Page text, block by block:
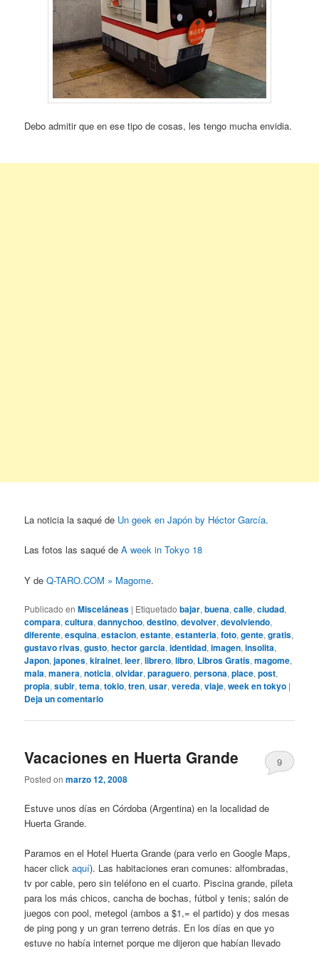
Debo admitir que en ese tipo de cosas, les tengo mucha envidia.
La noticia la saqué de Un geek en Japón by Héctor García.
Las fotos las saqué deA week in Tokyo 18
Y deQ-TARO.COM » Magome.
Publicado en Misceláneas | Etiquetado bajar,buena,calle,ciudad,
compara,cultura,dannychoo,destino,devolver,devolviendo,
diferente,esquina,estacion,estante,estanteria,foto,gente,gratis,
gustavo rivas,gusto,hector garcia,identidad,imagen,insolita,
Japon,japones,kirainet,leer,librero,libro, Libros Gratis,magome,
mala,manera,noticia,olvidar,paraguero,persona,place,post,
propia,subir,tema,tokio,tren,usar,vereda,viaje,week en tokyo |
Deja un comentario
Vacaciones en Huerta Grande
Posted onmarzo 12, 2008
9
Estuve unos días en Córdoba (Argentina) en la localidad de
Huerta Grande.
Paramos en el Hotel Huerta Grande (para verlo en Google Maps,
hacer clickaquí). Las habitaciones eran comunes: alfombradas,
tv por cable, pero sin teléfono en el cuarto. Piscina grande, pileta
para los más chicos, cancha de bochas, fútbol y tenis; salón de
juegos con pool, metegol (ambos a $1,= el partido) y dos mesas
de ping pong y un gran terreno detrás. En los días en que yo
estuve no había internet porque me dijeron que habían llevado